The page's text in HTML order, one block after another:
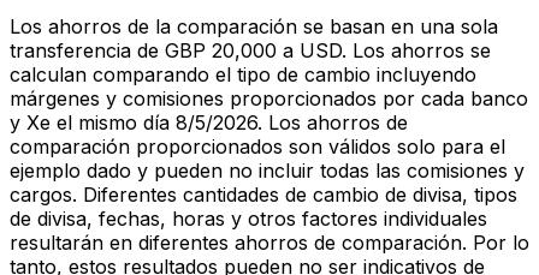
Los ahorros de la comparación se basan en una sola
transferencia de GBP 20,000 a USD. Los ahorros se
calculan comparando el tipo de cambio incluyendo
márgenes y comisiones proporcionados por cada banco
y Xe el mismo día 8/5/2026. Los ahorros de
comparación proporcionados son válidos solo para el
ejemplo dado y pueden no incluir todas las comisiones y
cargos. Diferentes cantidades de cambio de divisa, tipos
de divisa, fechas, horas y otros factores individuales
resultarán en diferentes ahorros de comparación. Por lo
tanto, estos resultados pueden no ser indicativos de